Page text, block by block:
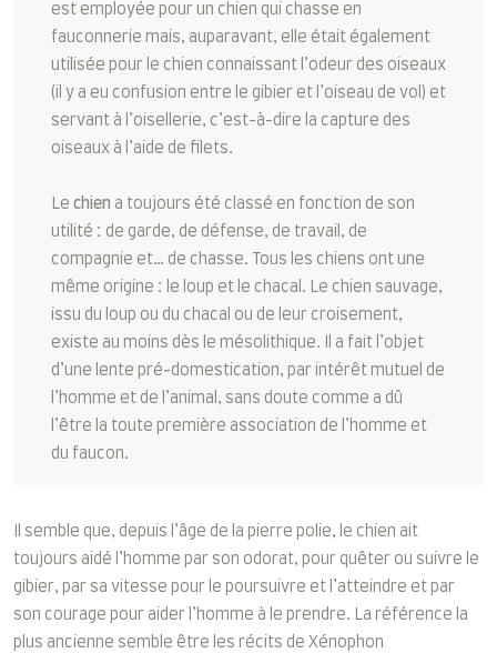
est employée pour un chien qui chasse en
fauconnerie mais, auparavant, elle était également
utilisée pour le chien connaissant l’odeur des oiseaux
(il y a eu confusion entre le gibier et l’oiseau de vol) et
servant à l’oisellerie, c’est-à-dire la capture des
oiseaux à l’aide de filets.
Le chien a toujours été classé en fonction de son
utilité : de garde, de défense, de travail, de
compagnie et… de chasse. Tous les chiens ont une
même origine : le loup et le chacal. Le chien sauvage,
issu du loup ou du chacal ou de leur croisement,
existe au moins dès le mésolithique. Il a fait l’objet
d’une lente pré-domestication, par intérêt mutuel de
l’homme et de l’animal, sans doute comme a dû
l’être la toute première association de l’homme et
du faucon.
Il semble que, depuis l’âge de la pierre polie, le chien ait
toujours aidé l’homme par son odorat, pour quêter ou suivre le
gibier, par sa vitesse pour le poursuivre et l’atteindre et par
son courage pour aider l’homme à le prendre. La référence la
plus ancienne semble être les récits de Xénophon